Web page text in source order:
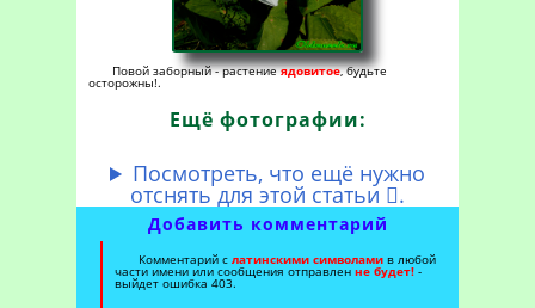
Повой заборный - растениеядовитое, будьте
осторожны!.
Ещё фотографии:
Посмотреть, что ещё нужно
отснять для этой статьи .
Добавить комментарий
Комментарий с латинскими символами в любой
части имени или сообщения отправлен не будет! -
выйдет ошибка 403.